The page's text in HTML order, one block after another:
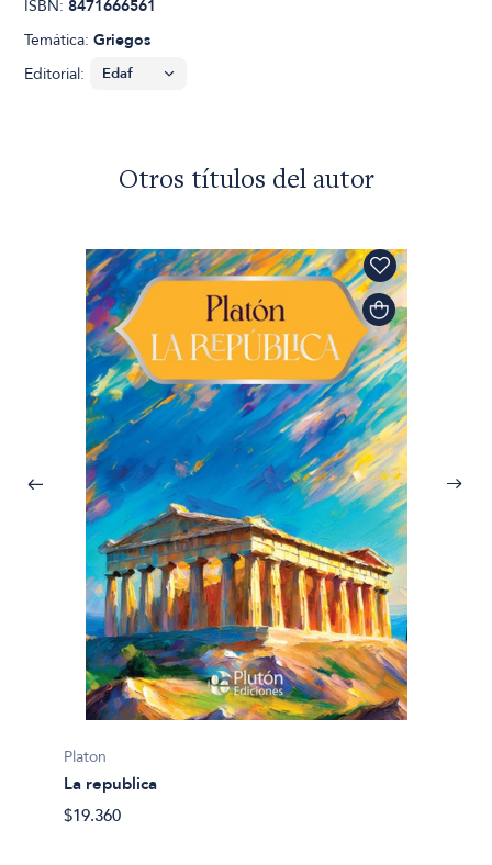
ISBN:8471666561
Temática:Griegos
Editorial:
Otros títulos del autor
Platon
La republica
$19.360